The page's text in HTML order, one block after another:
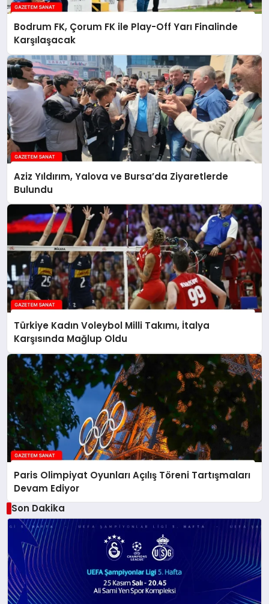
Bodrum FK, Çorum FK ile Play-Off Yarı Finalinde
Karşılaşacak
Aziz Yıldırım, Yalova ve Bursa’da Ziyaretlerde
Bulundu
Türkiye Kadın Voleybol Milli Takımı, İtalya
Karşısında Mağlup Oldu
Paris Olimpiyat Oyunları Açılış Töreni Tartışmaları
Devam Ediyor
Son Dakika